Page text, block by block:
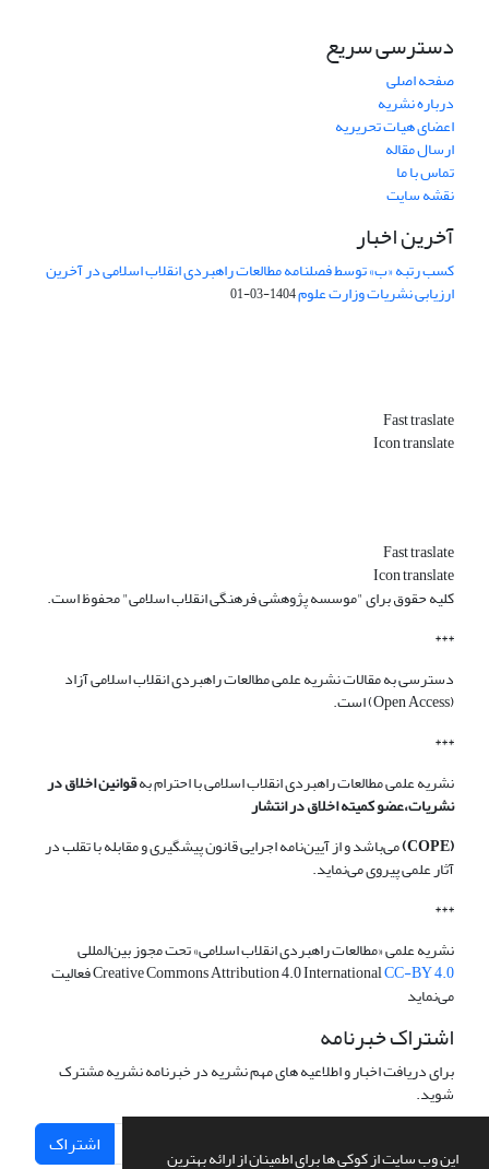
این وب سایت از کوکی ها برای اطمینان از ارائه بهترین
دسترسی سریع
صفحه اصلی
درباره نشریه
اعضای هیات تحریریه
ارسال مقاله
تماس با ما
نقشه سایت
آخرین اخبار
کسب رتبه «ب» توسط فصلنامه مطالعات راهبردی انقلاب اسلامی در آخرین
ارزیابی نشریات وزارت علوم1404-03-01
Fast traslate
Icon translate
Fast traslate
Icon translate
کلیه حقوق برای "موسسه پژوهشی فرهنگی انقلاب اسلامی" محفوظ است.
***
دسترسی به مقالات نشریه علمی مطالعات راهبردی انقلاب اسلامی آزاد
(Open Access) است.
***
نشریه علمی مطالعات راهبردی انقلاب اسلامی با احترام بهقوانین اخلاق در
نشریات،عضو کمیته اخلاق در انتشار
(COPE)
می‌باشد و از آیین‌نامه اجرایی قانون پیشگیری و مقابله با تقلب در
آثار علمی پیروی می‌نماید.
***
نشریه علمی «مطالعات راهبردی انقلاب اسلامی» تحت مجوز بین‌المللی
Creative Commons Attribution 4.0 InternationalCC-BY 4.0 فعالیت
می‌نماید
اشتراک خبرنامه
برای دریافت اخبار و اطلاعیه های مهم نشریه در خبرنامه نشریه مشترک
شوید.
اشتراک